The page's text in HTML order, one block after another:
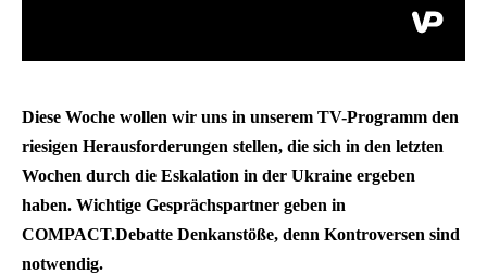
Diese Woche wollen wir uns in unserem TV-Programm den
riesigen Herausforderungen stellen, die sich in den letzten
Wochen durch die Eskalation in der Ukraine ergeben
haben. Wichtige Gesprächspartner geben in
COMPACT.Debatte Denkanstöße, denn Kontroversen sind
notwendig.